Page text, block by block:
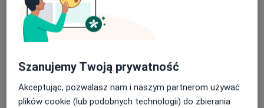
pracę z oddechem i wsparcie psychiczne pacjenta.
więcejO mnie
Główne obszary pomocy
Zaburzenia mowy Afazja
Autyzm
Szanujemy Twoją prywatność
Akceptując, pozwalasz nam i naszym partnerom używać
plików cookie (lub podobnych technologii) do zbierania